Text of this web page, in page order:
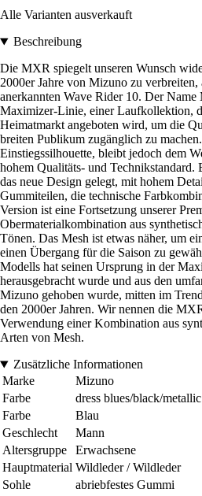
Alle Varianten ausverkauft
Beschreibung
Die MXR spiegelt unseren Wunsch
2000er Jahre von Mizuno zu
anerkannten Wave Rider 10. Der
Maximizer-Linie, einer Laufkollektion,
Heimatmarkt angeboten wird, um die
breiten Publikum zugänglich zu
Einstiegssilhouette, bleibt jedoch dem
hohem Qualitäts- und Technikstandard.
das neue Design gelegt, mit hohem
Gummiteilen, die technische
Version ist eine Fortsetzung unserer
Obermaterialkombination aus
Tönen. Das Mesh ist etwas näher, um
einen Übergang für die Saison zu
Modells hat seinen Ursprung in der
herausgebracht wurde und aus den
Mizuno gehoben wurde, mitten im
den 2000er Jahren. Wir nennen die
Verwendung einer Kombination aus
Arten von Mesh.
Zusätzliche Informationen
Marke
Mizuno
Farbe
dress blues/black/
Farbe
Blau
Geschlecht
Mann
Altersgruppe
Erwachsene
Hauptmaterial Wildleder / Wildleder
Sohle
abriebfestes Gummi